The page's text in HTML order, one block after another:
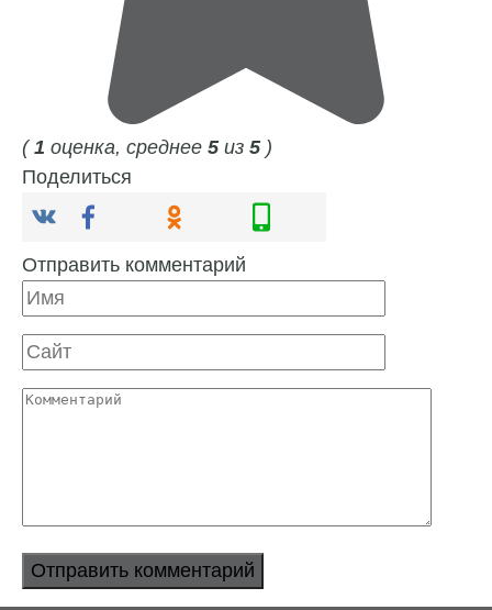
(1 оценка, среднее 5из 5)
Поделиться
Отправить комментарий
Имя
Сайт
Комментарий